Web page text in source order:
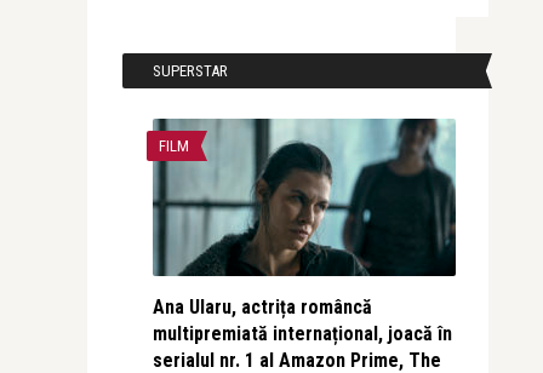
SUPERSTAR
FILM
Ana Ularu, actrița româncă
multipremiată internațional, joacă în
serialul nr. 1 al Amazon Prime, The